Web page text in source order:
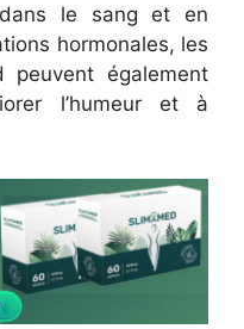
le sang et en
hormonales, les
peuvent également
l’humeur et à